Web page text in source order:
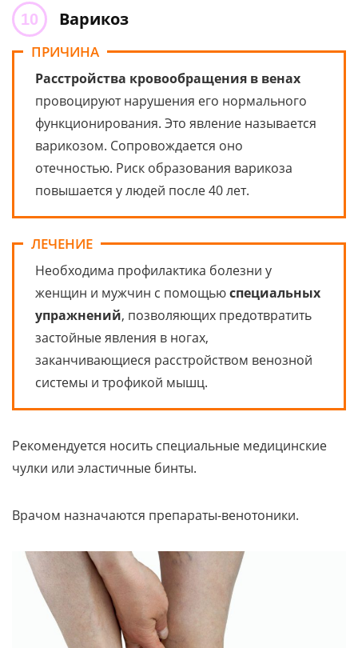
Варикоз
ПРИЧИНА
Расстройства кровообращения в венах
провоцируют нарушения его нормального
функционирования. Это явление называется
варикозом. Сопровождается оно
отечностью. Риск образования варикоза
повышается у людей после 40 лет.
ЛЕЧЕНИЕ
Необходима профилактика болезни у
женщин и мужчин с помощьюспециальных
упражнений, позволяющих предотвратить
застойные явления в ногах,
заканчивающиеся расстройством венозной
системы и трофикой мышц.
Рекомендуется носить специальные медицинские
чулки или эластичные бинты.
Врачом назначаются препараты-венотоники.